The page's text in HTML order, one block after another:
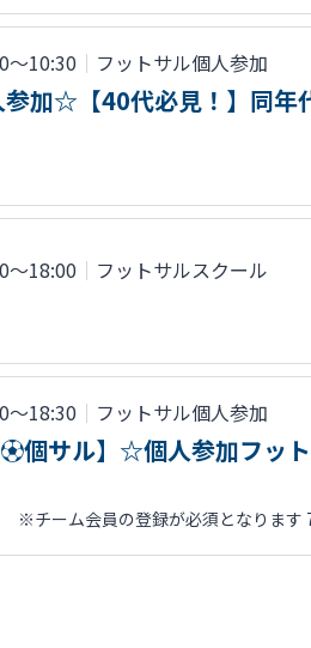
〜10:30 ｜ フットサル個人参加
加☆【40代必見！】同年
〜18:00 ｜ フットサルスクール
〜18:30 ｜ フットサル個人参加
個サル】☆個人参加フッ
※チーム会員の登録が必須となります